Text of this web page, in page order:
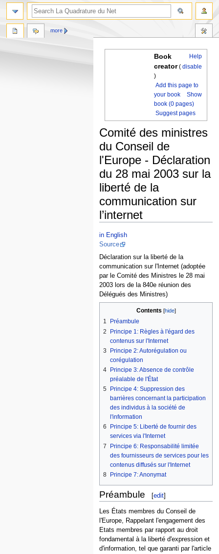
Help
Book
creator(disable
)
Add this page to
your book
Show
book (0 pages)
Suggest pages
Comité des ministres
du Conseil de
l'Europe - Déclaration
du 28 mai 2003 sur la
liberté de la
communication sur
l’internet
Jump
to
navigation
Jump
to
search
in English
Source
Déclaration sur la liberté de la
communication sur l'Internet (adoptée
par le Comité des Ministres le 28 mai
2003 lors de la 840e réunion des
Délégués des Ministres)
Contents
1
Préambule
2
Principe 1: Règles à l'égard des
contenus sur l'Internet
3
Principe 2: Autorégulation ou
corégulation
4
Principe 3: Absence de contrôle
préalable de l'État
5
Principe 4: Suppression des
barrières concernant la participation
des individus à la société de
l'information
6
Principe 5: Liberté de fournir des
services via l'Internet
7
Principe 6: Responsabilité limitée
des fournisseurs de services pour les
contenus diffusés sur l'Internet
8 Principe 7: Anonymat
Préambule [edit]
Les États membres du Conseil de
l'Europe, Rappelant l'engagement des
Etats membres par rapport au droit
fondamental à la liberté d'expression et
d'information, tel que garanti par l'article
more